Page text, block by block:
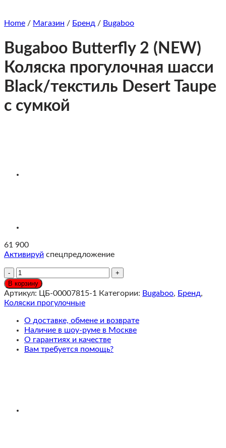
Home / Магазин / Бренд / Bugaboo
Bugaboo Butterfly 2 (NEW)
Коляска прогулочная шасси
Black/текстиль Desert Taupe
с сумкой
61 900
Активируй спецпредложение
Количество
Bugaboo
Butterfly
2
Коляска
прогулочная
шасси
Black/
В корзину
Артикул: ЦБ-00007815-1 Категории: Bugaboo, Бренд,
Коляски прогулочные
О доставке, обмене и возврате
Наличие в шоу-руме в Москве
О гарантиях и качестве
Вам требуется помощь?